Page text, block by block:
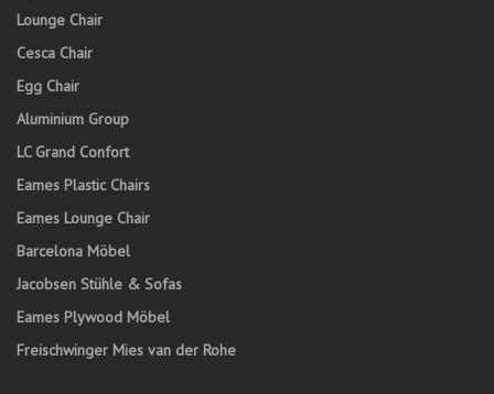
Lounge Chair
Cesca Chair
Egg Chair
Aluminium Group
LC Grand Confort
Eames Plastic Chairs
Eames Lounge Chair
Barcelona Möbel
Jacobsen Stühle & Sofas
Eames Plywood Möbel
Freischwinger Mies van der Rohe